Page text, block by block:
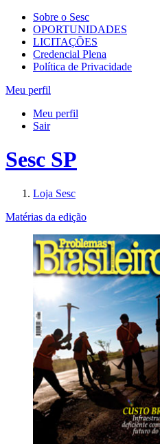
Sobre o Sesc
OPORTUNIDADES
LICITAÇÕES
Credencial Plena
Política de Privacidade
Meu perfil
Meu perfil
Sair
Sesc SP
Loja Sesc
Matérias da edição